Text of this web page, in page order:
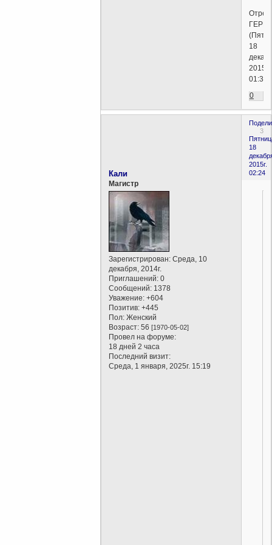
18
2015г.
01:32)
0
3
18
2015г.
02:24
Кали
Магистр
Зарегистрирован: Среда, 10
декабря, 2014г.
Приглашений: 0
Сообщений: 1378
Уважение: +604
Позитив: +445
Пол: Женский
Возраст: 56[1970-05-02]
Провел на форуме:
18 дней 2 часа
Последний визит:
Среда, 1 января, 2025г. 15:19